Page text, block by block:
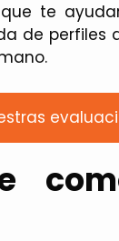
que te
de perfiles